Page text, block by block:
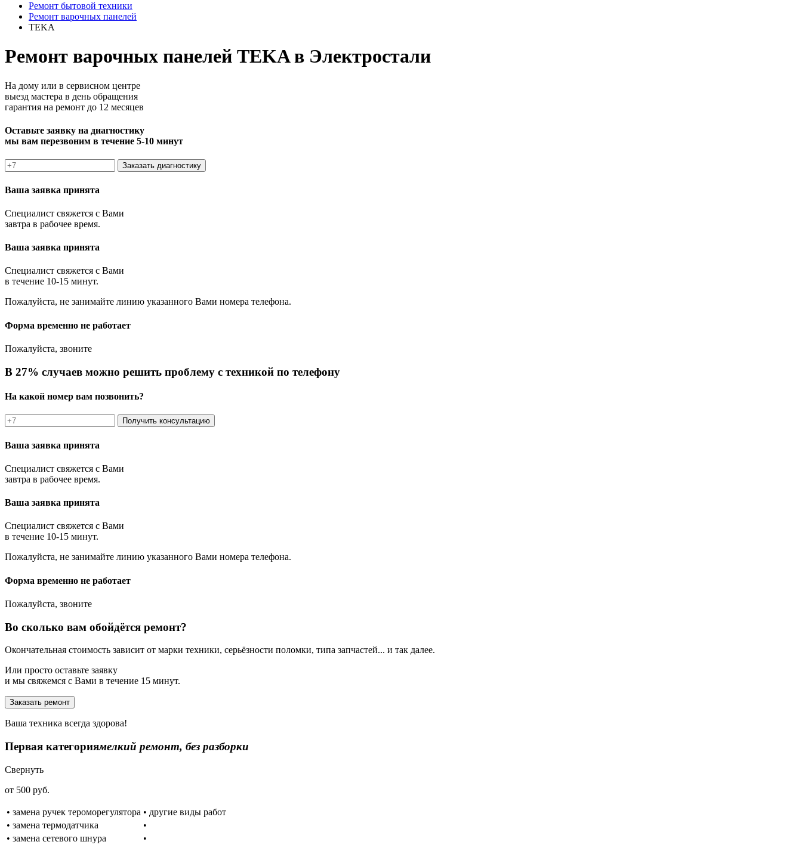
Ремонт бытовой техники
Ремонт варочных панелей
TEKA
Ремонт варочных панелей TEKA в Электростали
На дому или в сервисном центре
выезд мастера в день обращения
гарантия на ремонт до 12 месяцев
Оставьте заявку на диагностику
мы вам перезвоним в течение 5-10 минут
Заказать диагностику
Ваша заявка принята
Специалист свяжется с Вами
завтра в рабочее время.
Ваша заявка принята
Специалист свяжется с Вами
в течение 10-15 минут.
Пожалуйста, не занимайте линию указанного Вами номера телефона.
Форма временно не работает
Пожалуйста, звоните
В 27% случаев можно решить проблему с техникой по телефону
На какой номер вам позвонить?
Получить консультацию
Ваша заявка принята
Специалист свяжется с Вами
завтра в рабочее время.
Ваша заявка принята
Специалист свяжется с Вами
в течение 10-15 минут.
Пожалуйста, не занимайте линию указанного Вами номера телефона.
Форма временно не работает
Пожалуйста, звоните
Во сколько вам обойдётся ремонт?
Окончательная стоимость зависит от марки техники, серьёзности поломки, типа запчастей... и так далее.
Или просто оставьте заявку
и мы свяжемся с Вами в течение 15 минут.
Заказать ремонт
Ваша техника всегда здорова!
Первая категориямелкий ремонт, без разборки
Свернуть
от 500 руб.
• замена ручек тероморегулятора • другие виды работ
• замена термодатчика
•
• замена сетевого шнура
•